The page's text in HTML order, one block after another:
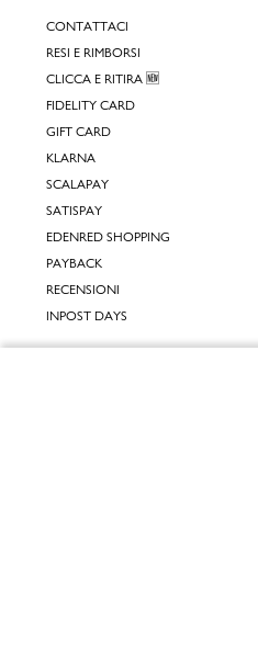
CONTATTACI
RESI E RIMBORSI
CLICCA E RITIRA 🆕
FIDELITY CARD
GIFT CARD
KLARNA
SCALAPAY
SATISPAY
EDENRED SHOPPING
PAYBACK
RECENSIONI
INPOST DAYS